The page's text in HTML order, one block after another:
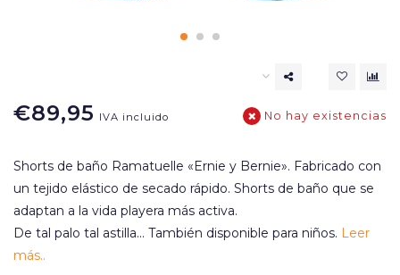
€89,95 IVA incluido No hay existencias
Shorts de baño Ramatuelle «Ernie y Bernie». Fabricado con
un tejido elástico de secado rápido. Shorts de baño que se
adaptan a la vida playera más activa.
De tal palo tal astilla... También disponible para niños. Leer
más..